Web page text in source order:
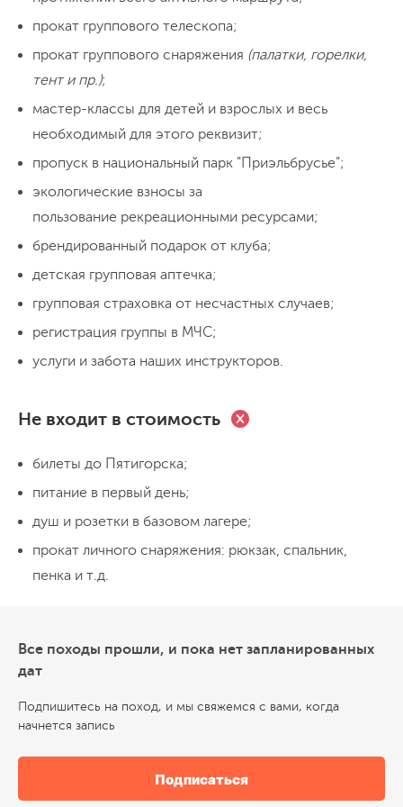
станут к нам ближе.
на территории Базового лагеря лучше всего ловит
Мегафон и Yota
День 3
Первый выход в горы
— и сразу сюрприз!
С высоты каменных грибов и немецкого
аэродрома весь Эльбрус виден как на
ладони. Дети будут в восторге от
причудливых скал, авзрослые застынут
перед панорамами
захватывает дух. Возвращаемся в лагерь
уставшие, но счастливые. Вечером —
истории о созвездиях
пройдем 14 км
перепад высот: 2550м - 3350м - 2550м
ночевка в палатке в Базовом лагере на высоте 2550м
водопадов Джилы-Су
обрушивается с 30-метровой высоты.
Потом — целебныенарзанные
источники:пробуем «газированную» воду
прямо из земли. А после — возможность
созвездия на практикуме «Юный
мореплаватели звездного океана**.
программа "Юный астроном"
ночевка в палатке в Базовом лагере на высоте 2550м
День 5
День, который принадлежит только
просто лежать в палатке и слушать
горную тишину. Или отправиться с
прокат группового телескопа;
прокат группового снаряжения (палатки, горелки,
тент и пр.);
мастер-классы для детей и взрослых и весь
необходимый для этого реквизит;
пропуск в национальный парк "Приэльбрусье";
экологические взносы за
пользование рекреационными ресурсами;
брендированный подарок от клуба;
детская групповая аптечка;
групповая страховка от несчастных случаев;
регистрация группы в МЧС;
услуги и забота наших инструкторов.
Не входит в стоимость
билеты до Пятигорска;
питание в первый день;
душ и розетки в базовом лагере;
прокат личного снаряжения: рюкзак, спальник,
пенка и т.д.
Все походы прошли, и пока нет запланированных
дат
Подпишитесь на поход, и мы свяжемся с вами, когда
начнется запись
Подписаться